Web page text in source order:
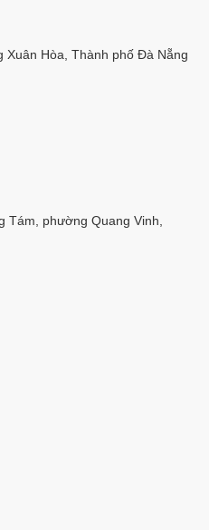
Hòa, Thành phố Đà Nẵng
Tám, phường Quang Vinh,